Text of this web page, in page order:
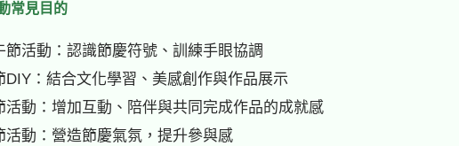
常見目的
節活動：認識節慶符號、訓練手眼協調
DIY：結合文化學習、美感創作與作品展示
活動：增加互動、陪伴與共同完成作品的成就感
活動：營造節慶氣氛，提升參與感